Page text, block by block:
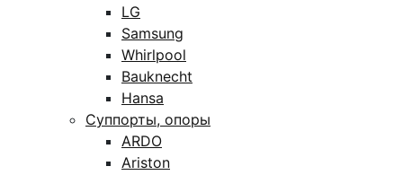
LG
Samsung
Whirlpool
Bauknecht
Hansa
Суппорты, опоры
ARDO
Ariston